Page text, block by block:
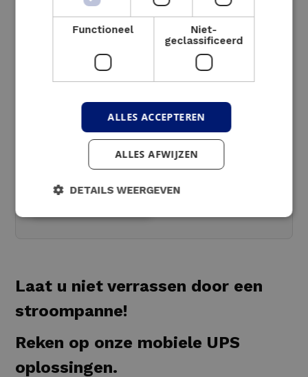
contactformulier wordt door Luminus
Solutions gedurende 6 maanden
bewaard en gebruikt om deze
contactaanvraag te beheren. Indien
gewenst, hebt u het recht om uw
gegevens te laten wijzigen of
verwijderen. U kan hiervoor contact
opnemen via info@luminussolutions.be.
U kan ook steeds ons privacybeleid
Laat u niet verrassen door een
stroompanne!
Reken op onze mobiele UPS
oplossingen.
Functioneel
Niet-
geclassificeerd
ALLES ACCEPTEREN
ALLES AFWIJZEN
DETAILS WEERGEVEN